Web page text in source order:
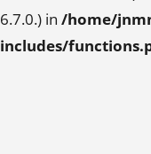
6.7.0.) in /home/
includes/